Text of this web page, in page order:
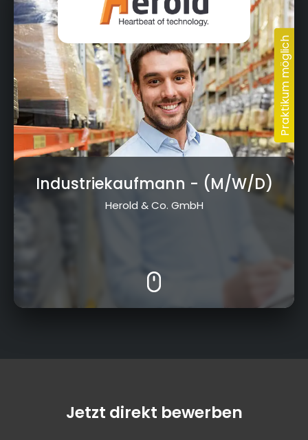
Industriekaufmann - (M/W/D)
Herold & Co. GmbH
Jetzt direkt bewerben